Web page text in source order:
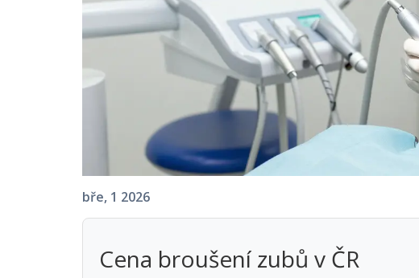
bře, 1 2026
Cena broušení zubů v ČR